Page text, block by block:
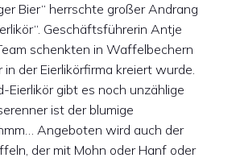
Bier“ herrschte großer Andrang
Geschäftsführerin Antje
schenkten in Waffelbechern
in der Eierlikörfirma kreiert wurde.
Eierlikör gibt es noch unzählige
ist der blumige
Angeboten wird auch der
der mit Mohn oder Hanf oder